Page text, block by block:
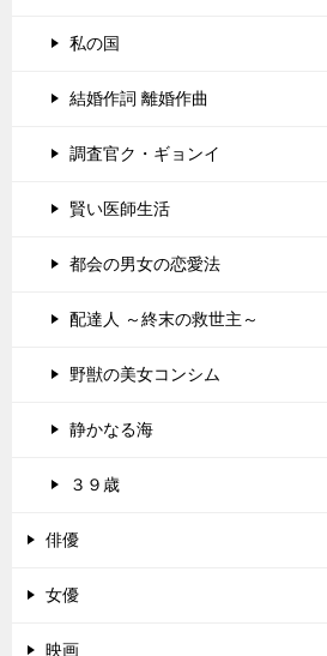
私の国
結婚作詞 離婚作曲
調査官ク・ギョンイ
賢い医師生活
都会の男女の恋愛法
配達人 ～終末の救世主～
野獣の美女コンシム
静かなる海
３９歳
俳優
女優
映画